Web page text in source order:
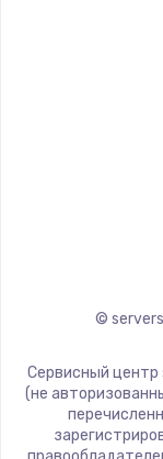
©
Сервисный центр
(не